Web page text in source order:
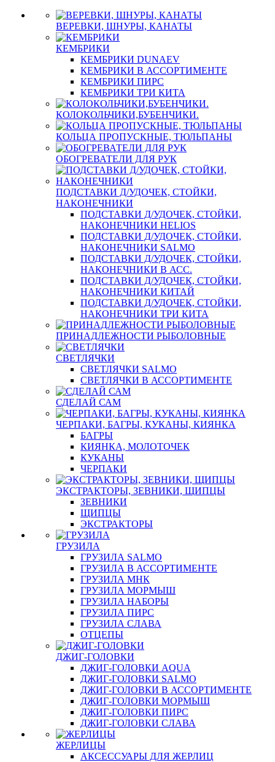
ВЕРЕВКИ, ШНУРЫ, КАНАТЫ
КЕМБРИКИ
КЕМБРИКИ DUNAEV
КЕМБРИКИ В АССОРТИМЕНТЕ
КЕМБРИКИ ПИРС
КЕМБРИКИ ТРИ КИТА
КОЛОКОЛЬЧИКИ,БУБЕНЧИКИ.
КОЛЬЦА ПРОПУСКНЫЕ, ТЮЛЬПАНЫ
ОБОГРЕВАТЕЛИ ДЛЯ РУК
ПОДСТАВКИ Д/УДОЧЕК, СТОЙКИ,
НАКОНЕЧНИКИ
ПОДСТАВКИ Д/УДОЧЕК, СТОЙКИ,
НАКОНЕЧНИКИ HELIOS
ПОДСТАВКИ Д/УДОЧЕК, СТОЙКИ,
НАКОНЕЧНИКИ SALMO
ПОДСТАВКИ Д/УДОЧЕК, СТОЙКИ,
НАКОНЕЧНИКИ В АСС.
ПОДСТАВКИ Д/УДОЧЕК, СТОЙКИ,
НАКОНЕЧНИКИ КИТАЙ
ПОДСТАВКИ Д/УДОЧЕК, СТОЙКИ,
НАКОНЕЧНИКИ ТРИ КИТА
ПРИНАДЛЕЖНОСТИ РЫБОЛОВНЫЕ
СВЕТЛЯЧКИ
СВЕТЛЯЧКИ SALMO
СВЕТЛЯЧКИ В АССОРТИМЕНТЕ
СДЕЛАЙ САМ
ЧЕРПАКИ, БАГРЫ, КУКАНЫ, КИЯНКА
БАГРЫ
КИЯНКА, МОЛОТОЧЕК
КУКАНЫ
ЧЕРПАКИ
ЭКСТРАКТОРЫ, ЗЕВНИКИ, ЩИПЦЫ
ЗЕВНИКИ
ЩИПЦЫ
ЭКСТРАКТОРЫ
ГРУЗИЛА
ГРУЗИЛА SALMO
ГРУЗИЛА В АССОРТИМЕНТЕ
ГРУЗИЛА МНК
ГРУЗИЛА МОРМЫШ
ГРУЗИЛА НАБОРЫ
ГРУЗИЛА ПИРС
ГРУЗИЛА СЛАВА
ОТЦЕПЫ
ДЖИГ-ГОЛОВКИ
ДЖИГ-ГОЛОВКИ AQUA
ДЖИГ-ГОЛОВКИ SALMO
ДЖИГ-ГОЛОВКИ В АССОРТИМЕНТЕ
ДЖИГ-ГОЛОВКИ МОРМЫШ
ДЖИГ-ГОЛОВКИ ПИРС
ДЖИГ-ГОЛОВКИ СЛАВА
ЖЕРЛИЦЫ
АКСЕССУАРЫ ДЛЯ ЖЕРЛИЦ